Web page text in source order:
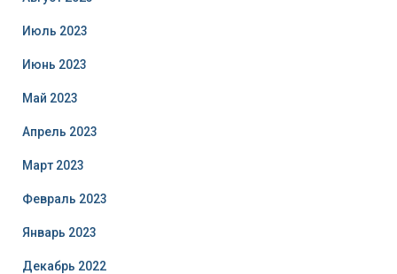
Июль 2023
Июнь 2023
Май 2023
Апрель 2023
Март 2023
Февраль 2023
Январь 2023
Декабрь 2022